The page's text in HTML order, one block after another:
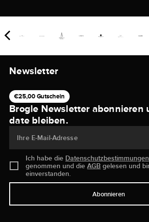
Newsletter
€25,00 Gutschein
Brogle Newsletter abonnieren
date bleiben.
Ihre E-Mail-Adresse
Ich habe die Datenschutzbestimmungen
genommen und dieAGB gelesen und
einverstanden.
Abonnieren